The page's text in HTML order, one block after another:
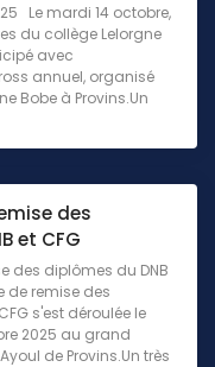
Le mardi 14 octobre,
du collège Lelorgne
avec
annuel, organisé
Bobe à Provins.Un
des
et CFG
des diplômes du DNB
de remise des
s'est déroulée le
2025 au grand
de Provins.Un très